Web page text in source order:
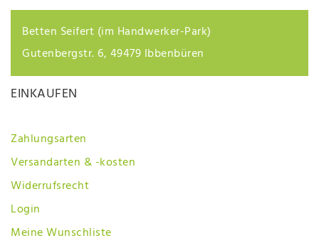
Betten Seifert (im Handwerker-Park)
Gutenbergstr. 6, 49479 Ibbenbüren
EINKAUFEN
Zahlungsarten
Versandarten & -kosten
Widerrufsrecht
Login
Meine Wunschliste